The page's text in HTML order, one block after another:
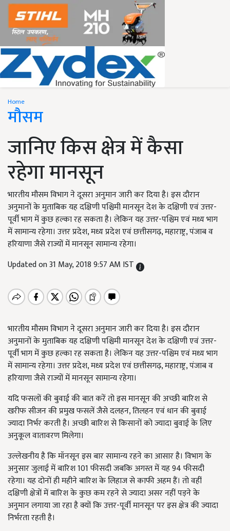
Home
मौसम
जानिए किस क्षेत्र में कैसा
रहेगा मानसून
भारतीय मौसम विभाग ने दूसरा अनुमान जारी कर दिया है। इस दौरान
अनुमानों के मुताबिक यह दक्षिणी पश्चिमी मानसून देश के दक्षिणी एवं उत्तर-
पूर्वी भाग में कुछ हल्का रह सकता है। लेकिन यह उत्तर-पश्चिम एवं मध्य भाग
में सामान्य रहेगा। उत्तर प्रदेश, मध्य प्रदेश एवं छत्तीसगढ़, महाराष्ट्र, पंजाब व
हरियाणा जैसे राज्यों में मानसून सामान्य रहेगा।
Updated on 31 May, 2018 9:57 AM IST
भारतीय मौसम विभाग ने दूसरा अनुमान जारी कर दिया है। इस दौरान
अनुमानों के मुताबिक यह दक्षिणी पश्चिमी मानसून देश के दक्षिणी एवं उत्तर-
पूर्वी भाग में कुछ हल्का रह सकता है। लेकिन यह उत्तर-पश्चिम एवं मध्य भाग
में सामान्य रहेगा। उत्तर प्रदेश, मध्य प्रदेश एवं छत्तीसगढ़, महाराष्ट्र, पंजाब व
हरियाणा जैसे राज्यों में मानसून सामान्य रहेगा।
यदि फसलों की बुवाई की बात करें तो इस मानसून की अच्छी बारिश से
खरीफ सीजन की प्रमुख फसलें जैसे दलहन, तिलहन एवं धान की बुवाई
ज्यादा निर्भर करती है। अच्छी बारिश से किसानों को ज्यादा बुवाई के लिए
अनुकूल वातावरण मिलेगा।
उल्लेखनीय है कि मॉनसून इस बार सामान्य रहने का आसार है। विभाग के
अनुसार जुलाई में बारिश 101 फीसदी जबकि अगस्त में यह 94 फीसदी
रहेगा। यह दोनों ही महीने बारिश के लिहाज से काफी अहम हैं। तो वहीं
दक्षिणी क्षेत्रों में बारिश के कुछ कम रहने से ज्यादा असर नहीं पड़ने के
अनुमान लगाया जा रहा है क्यों कि उत्तर-पूर्वी मानसून पर इस क्षेत्र की ज्यादा
निर्भरता रहती है।